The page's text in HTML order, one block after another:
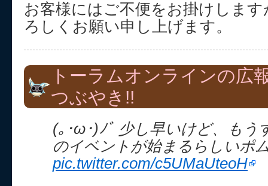
お客様にはご不便をお掛けしま
ろしくお願い申し上げます。
トーラムオンラインの広
つぶやき!!
(｡･ω･)ﾉﾞ 少し早いけど、もう
のイベントが始まるらしいポ
pic.twitter.com/c5UMaUteoH